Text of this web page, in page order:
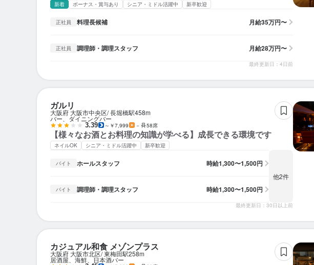
新着 ボーナス・賞与あり シニア・ミドル活躍中 新卒歓迎
正社員 料理長候補 月給35万円〜
正社員 調理師・調理スタッフ 月給28万円〜
最終更新日：4日前
ガルリ
大阪府 大阪市中央区 長堀橋駅458m
バー、ダイニングバー
3.39 ～￥7,999 － 58席
【様々なお酒とお料理の知識が学べる】成長できる環境です
ネイルOK シニア・ミドル活躍中 新卒歓迎
バイト ホールスタッフ 時給1,300〜1,500円
バイト 調理師・調理スタッフ 時給1,300〜1,500円
他2件
最終更新日：30日以上前
カジュアル和食 メゾンプラス
大阪府 大阪市北区 東梅田駅258m
居酒屋、海鮮、日本酒バー